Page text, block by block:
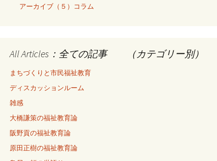
アーカイブ（５）コラム
All Articles：全ての記事 （カテゴリー別）
まちづくりと市民福祉教育
ディスカッションルーム
雑感
大橋謙策の福祉教育論
阪野貢の福祉教育論
原田正樹の福祉教育論